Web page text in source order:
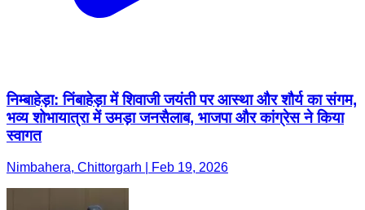
निम्बाहेड़ा: निंबाहेड़ा में शिवाजी जयंती पर आस्था और शौर्य का संगम,
भव्य शोभायात्रा में उमड़ा जनसैलाब, भाजपा और कांग्रेस ने किया
स्वागत
Nimbahera, Chittorgarh | Feb 19, 2026